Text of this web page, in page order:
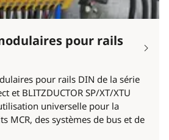
pour rails
pour rails DIN de la série
et BLITZDUCTOR SP/XT/XTU
universelle pour la
MCR, des systèmes de bus et de